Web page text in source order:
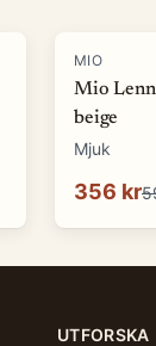
-40%
MIO
Mio
beige
Mjuk
356 kr
UTFORSKA